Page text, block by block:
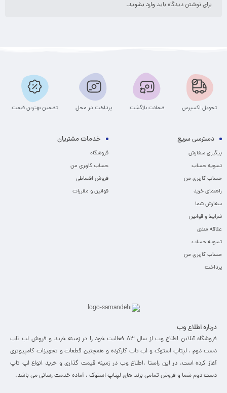
برای نوشتن دیدگاه بایدوارد بشوید.
تحویل اکسپرس ضمانت بازگشت پرداخت در محل تضمین بهترین قیمت
دسترسی سریع
پیگیری سفارش
تسویه حساب
حساب کاربری من
راهنمای خرید
سفارش شما
شرایط و قوانین
علاقه مندی
تسویه حساب
حساب کاربری من
پرداخت
خدمات مشتریان
فروشگاه
حساب کاربری من
فروش اقساطی
قوانین و مقررات
درباره اطلاع وب
فروشگاه آنلاین اطلاع وب از سال 83 فعالیت خود را در زمینه خرید و فروش لپ تاپ
دست دوم ، لپتاپ استوک و لب تاب کارکرده و همچنین قطعات و تجهیزات کامپیوتری
آغاز کرده است. در این راستا ،‌اطلاع وب در زمینه قیمت گذاری و خرید انواع لپ تاپ
دست دوم شما و فروش تمامی برند های لپتاپ استوک ، آماده خدمت رسانی می باشد.